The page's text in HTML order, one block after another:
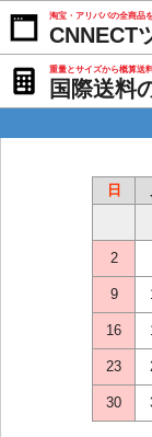
淘宝・アリババの全商品
CNNECT
重量とサイズから概算送
国際送料
日
2
9
16
23
30